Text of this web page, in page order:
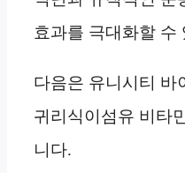
효과를 극대화할 수
다음은 유니시티 바
귀리식이섬유 비타
니다.